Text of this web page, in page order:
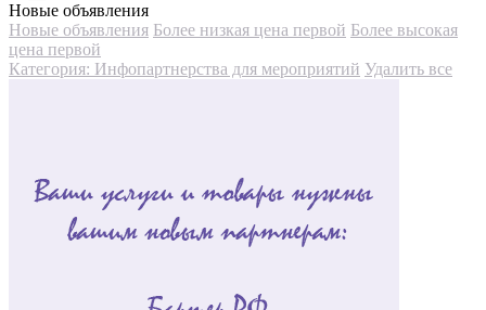
Новые объявления
Новые объявления Более низкая цена первой Более высокая
цена первой
Категория: Инфопартнерства для мероприятий Удалить все